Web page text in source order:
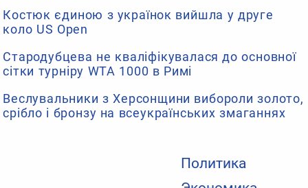
Политика
Костюк єдиною з українок вийшла у друге
коло US Open
Стародубцева не кваліфікувалася до основної
сітки турніру WTA 1000 в Римі
Веслувальники з Херсонщини вибороли золото,
срібло і бронзу на всеукраїнських змаганнях